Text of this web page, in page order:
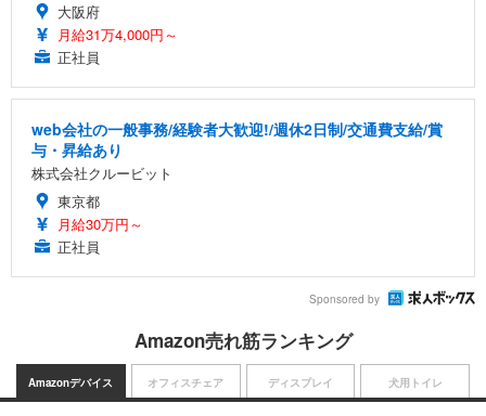
大阪府
月給31万4,000円～
正社員
web会社の一般事務/経験者大歓迎!/週休2日制/交通費支給/賞
与・昇給あり
株式会社クルービット
東京都
月給30万円～
正社員
Sponsored by
Amazon売れ筋ランキング
Amazonデバイス オフィスチェア ディスプレイ 犬用トイレ